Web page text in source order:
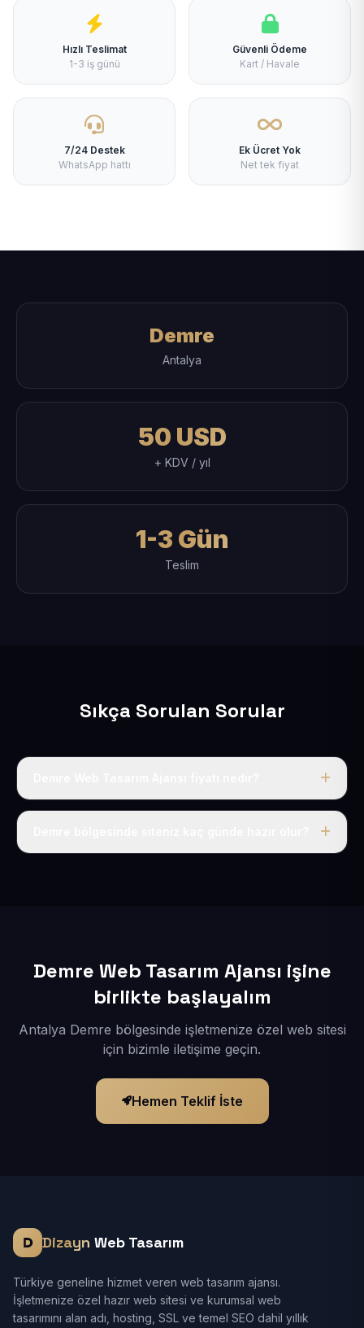
Hızlı Teslimat
1-3 iş günü
Güvenli Ödeme
Kart / Havale
7/24 Destek
WhatsApp hattı
Ek Ücret Yok
Net tek fiyat
Demre
Antalya
50 USD
+ KDV / yıl
1-3 Gün
Teslim
Sıkça Sorulan Sorular
Tek fiyat uygulanır: yıllık 50 USD + KDV. Bu bedele alan
Demre Web Tasarım Ajansı işine
birlikte başlayalım
Antalya Demre bölgesinde işletmenize özel web sitesi
için bizimle iletişime geçin.
Hemen Teklif İste
Dizayn Web Tasarım
Türkiye geneline hizmet veren web tasarım ajansı.
İşletmenize özel hazır web sitesi ve kurumsal web
tasarımını alan adı, hosting, SSL ve temel SEO dahil yıllık